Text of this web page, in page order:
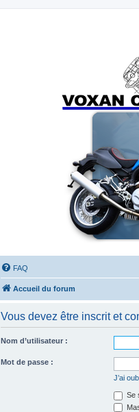
Forums du Voxan
FAQ
Accueil du forum
Vous devez être inscrit et
Nom d’utilisateur :
Mot de passe :
J’ai
Se